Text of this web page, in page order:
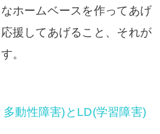
ホームベースを作ってあげ
援してあげること、それが
。
多動性障害)とLD(学習障害)